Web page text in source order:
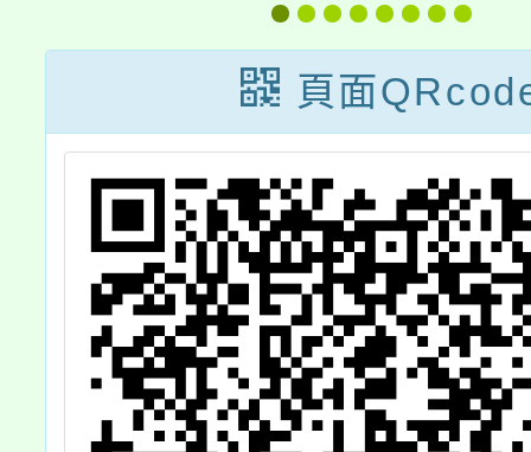
絡人員教育訓
練」，檢送「防
制兒少性剝削網
絡研討會」北區
報名簡章1份
（如附件），歡
迎相關人員報名
參加。
小時
習班
頁面